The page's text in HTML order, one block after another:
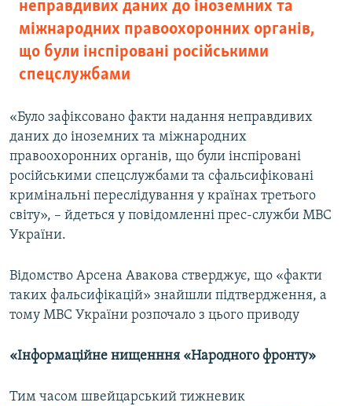
неправдивих даних до іноземних та
міжнародних правоохоронних органів,
що були інспіровані російськими
спецслужбами
«Було зафіксовано факти надання неправдивих
даних до іноземних та міжнародних
правоохоронних органів, що були інспіровані
російськими спецслужбами тa сфальсифіковані
кримінальні переслідування у країнах третього
світу», – йдеться у повідомленні прес-служби МВС
України.
Відомство Арсена Авакова стверджує, що «факти
таких фальсифікацій» знайшли підтвердження, а
тому МВС України розпочало з цього приводу
«Інформаційне нищенння «Народного фронту»
Тим часом швейцарський тижневик